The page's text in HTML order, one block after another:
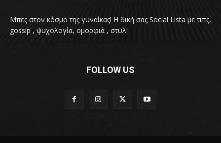
Μπες στον κόσμο της γυναίκας! H δική σας Social Lista με τιπς,
gossip , ψυχολογία, ομορφιά , στυλ!
FOLLOW US